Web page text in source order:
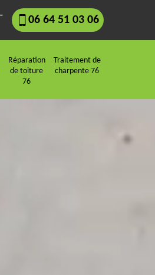
- 06 64 51 03 06
Réparation
de toiture
76
Traitement de
charpente 76